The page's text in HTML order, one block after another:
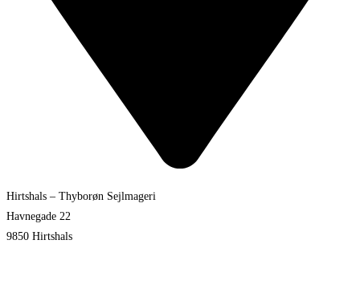
Hirtshals – Thyborøn Sejlmageri
Havnegade 22
9850 Hirtshals